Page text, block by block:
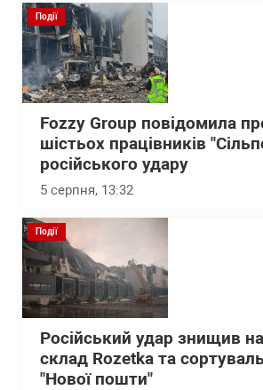
Події
Fozzy Group повідомила
шістьох працівників
російського удару
5 серпня, 13:32
Події
Російський удар знищив
склад Rozetka та
"Нової пошти"